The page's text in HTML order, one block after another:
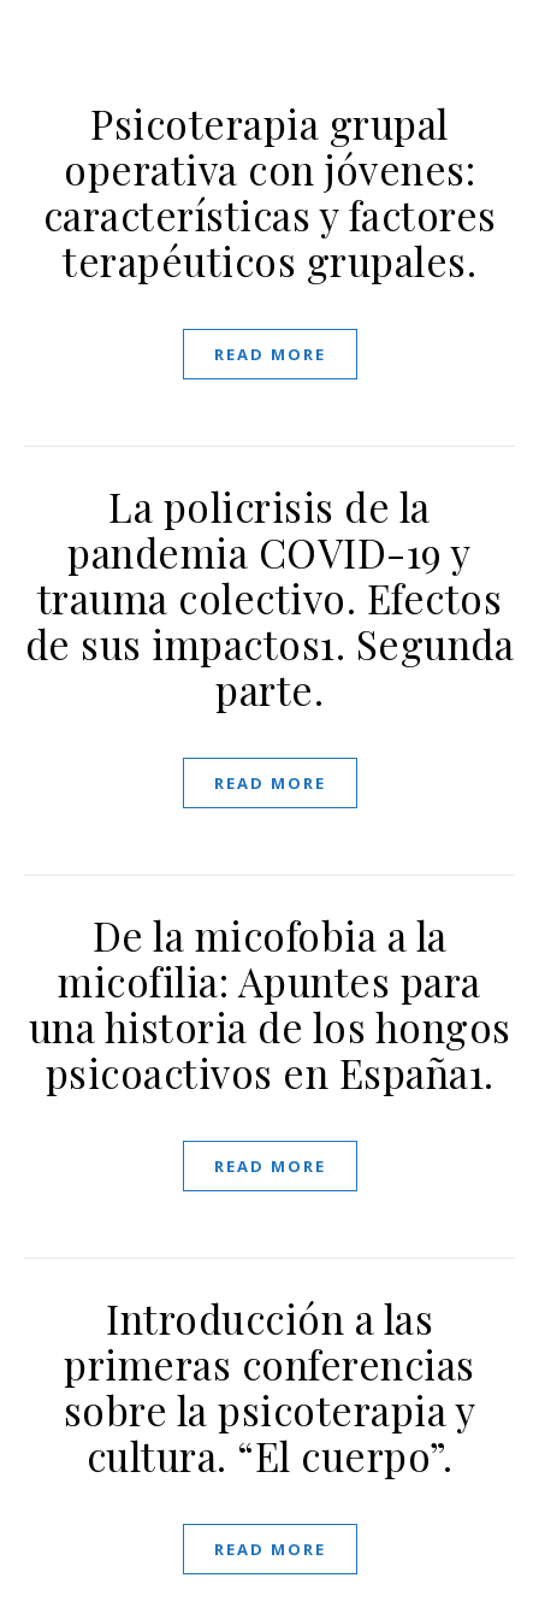
Psicoterapia grupal
operativa con jóvenes:
características y factores
terapéuticos grupales.
READ MORE
La policrisis de la
pandemia COVID-19 y
trauma colectivo. Efectos
de sus impactos1. Segunda
parte.
READ MORE
De la micofobia a la
micofilia: Apuntes para
una historia de los hongos
psicoactivos en España1.
READ MORE
Introducción a las
primeras conferencias
sobre la psicoterapia y
cultura. “El cuerpo”.
READ MORE